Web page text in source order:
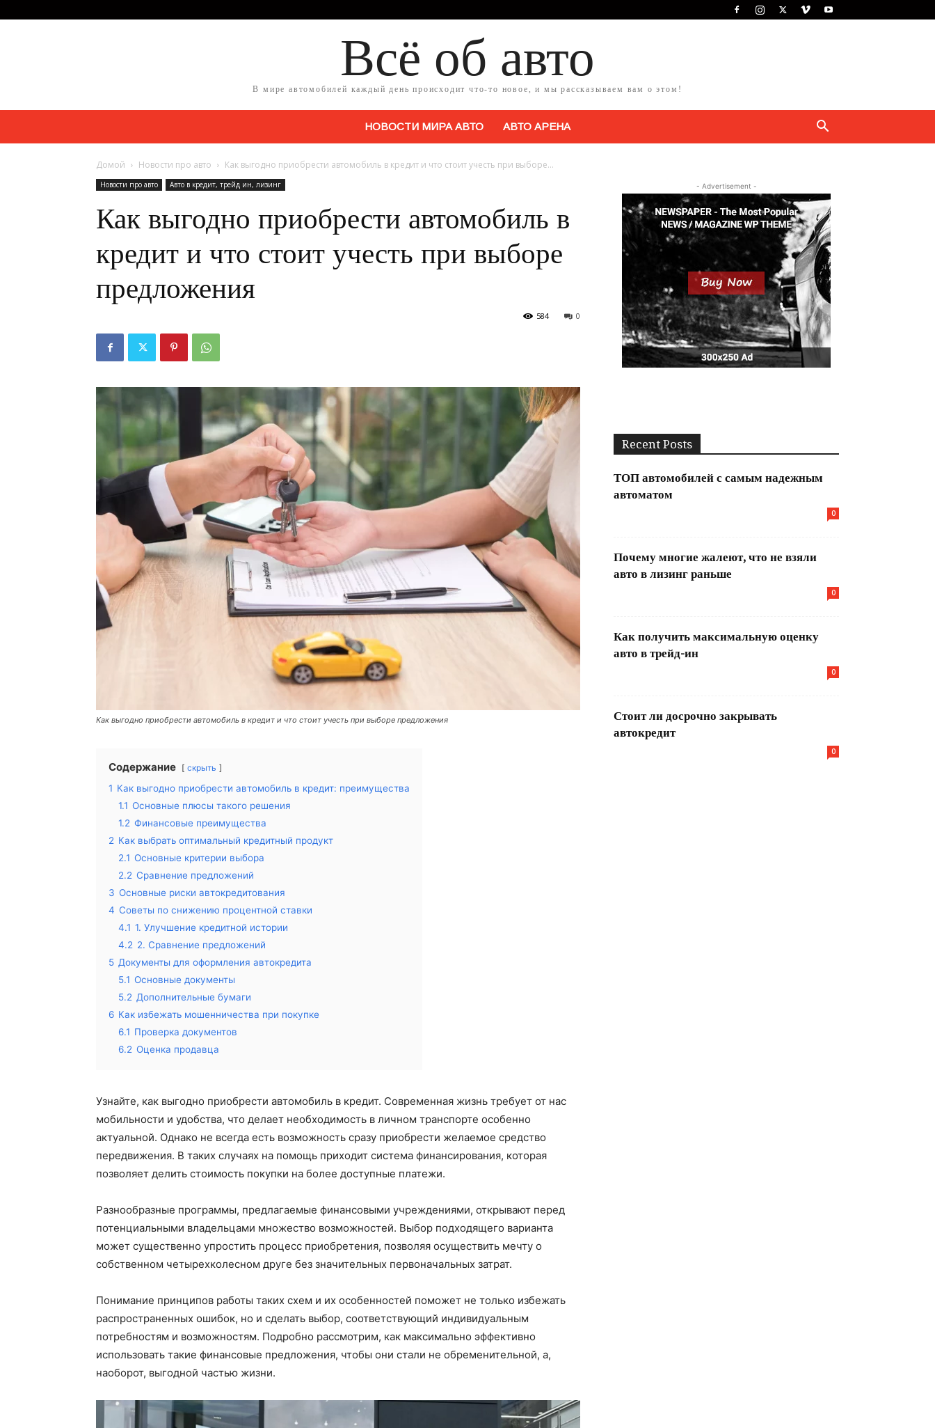
Всё об авто
В мире автомобилей каждый день происходит что-то новое, и мы рассказываем вам о этом!
НОВОСТИ МИРА АВТО АВТО АРЕНА
Домой Новости про авто Как выгодно приобрести автомобиль в кредит и что стоит учесть при выборе...
Новости про авто Авто в кредит, трейд ин, лизинг
Как выгодно приобрести автомобиль в
кредит и что стоит учесть при выборе
предложения
0
584
Как выгодно приобрести автомобиль в кредит и что стоит учесть при выборе предложения
Содержание скрыть
1 Как выгодно приобрести автомобиль в кредит: преимущества
1.1 Основные плюсы такого решения
1.2 Финансовые преимущества
2 Как выбрать оптимальный кредитный продукт
2.1 Основные критерии выбора
2.2 Сравнение предложений
3 Основные риски автокредитования
4 Советы по снижению процентной ставки
4.1 1. Улучшение кредитной истории
4.2 2. Сравнение предложений
5 Документы для оформления автокредита
5.1 Основные документы
5.2 Дополнительные бумаги
6 Как избежать мошенничества при покупке
6.1 Проверка документов
6.2 Оценка продавца
Узнайте, как выгодно приобрести автомобиль в кредит. Современная жизнь требует от нас
мобильности и удобства, что делает необходимость в личном транспорте особенно
актуальной. Однако не всегда есть возможность сразу приобрести желаемое средство
передвижения. В таких случаях на помощь приходит система финансирования, которая
позволяет делить стоимость покупки на более доступные платежи.
Разнообразные программы, предлагаемые финансовыми учреждениями, открывают перед
потенциальными владельцами множество возможностей. Выбор подходящего варианта
может существенно упростить процесс приобретения, позволяя осуществить мечту о
собственном четырехколесном друге без значительных первоначальных затрат.
Понимание принципов работы таких схем и их особенностей поможет не только избежать
распространенных ошибок, но и сделать выбор, соответствующий индивидуальным
потребностям и возможностям. Подробно рассмотрим, как максимально эффективно
использовать такие финансовые предложения, чтобы они стали не обременительной, а,
наоборот, выгодной частью жизни.
- Advertisement -
Recent Posts
ТОП автомобилей с самым надежным
автоматом
0
Почему многие жалеют, что не взяли
авто в лизинг раньше
0
Как получить максимальную оценку
авто в трейд-ин
0
Стоит ли досрочно закрывать
автокредит
0